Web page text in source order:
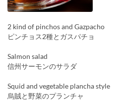
2 kind of pinchos and Gazpacho
ピンチョス2種とガスパチョ
Salmon salad
信州サーモンのサラダ
Squid and vegetable plancha style
烏賊と野菜のプランチャ